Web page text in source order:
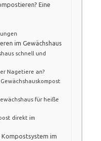
Eine
im Gewächshaus
schnell und
Nagetiere an?
für heiße
direkt im
im